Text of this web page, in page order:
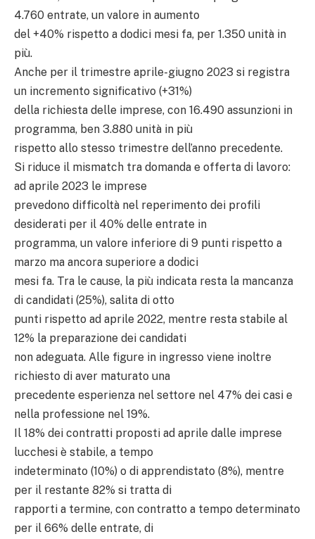
4.760 entrate, un valore in aumento
del +40% rispetto a dodici mesi fa, per 1.350 unità in
più.
Anche per il trimestre aprile-giugno 2023 si registra
un incremento significativo (+31%)
della richiesta delle imprese, con 16.490 assunzioni in
programma, ben 3.880 unità in più
rispetto allo stesso trimestre dell’anno precedente.
Si riduce il mismatch tra domanda e offerta di lavoro:
ad aprile 2023 le imprese
prevedono difficoltà nel reperimento dei profili
desiderati per il 40% delle entrate in
programma, un valore inferiore di 9 punti rispetto a
marzo ma ancora superiore a dodici
mesi fa. Tra le cause, la più indicata resta la mancanza
di candidati (25%), salita di otto
punti rispetto ad aprile 2022, mentre resta stabile al
12% la preparazione dei candidati
non adeguata. Alle figure in ingresso viene inoltre
richiesto di aver maturato una
precedente esperienza nel settore nel 47% dei casi e
nella professione nel 19%.
Il 18% dei contratti proposti ad aprile dalle imprese
lucchesi è stabile, a tempo
indeterminato (10%) o di apprendistato (8%), mentre
per il restante 82% si tratta di
rapporti a termine, con contratto a tempo determinato
per il 66% delle entrate, di